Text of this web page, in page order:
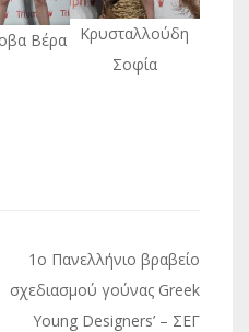
Βέρα
Κρυσταλλούδη
Σοφία
1ο Πανελλήνιο βραβείο
σχεδιασμού γούνας Greek
Young Designers’ – ΣΕΓ